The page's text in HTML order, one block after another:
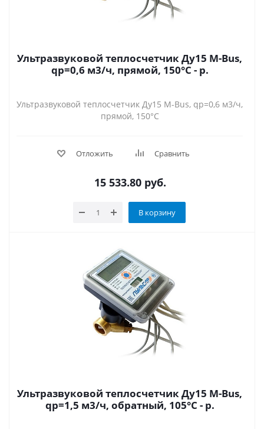
Ультразвуковой теплосчетчик Ду15 M-Bus,
qp=0,6 м3/ч, прямой, 150°C - р.
Ультразвуковой теплосчетчик Ду15 M-Bus, qp=0,6 м3/ч,
прямой, 150°C
Отложить Сравнить
15 533.80руб.
В корзину
Ультразвуковой теплосчетчик Ду15 M-Bus,
qp=1,5 м3/ч, обратный, 105°C - р.